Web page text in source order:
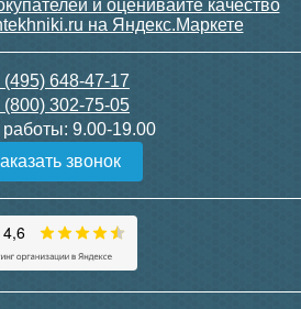
(495) 648-47-17
(800) 302-75-05
9.00-19.00
звонок